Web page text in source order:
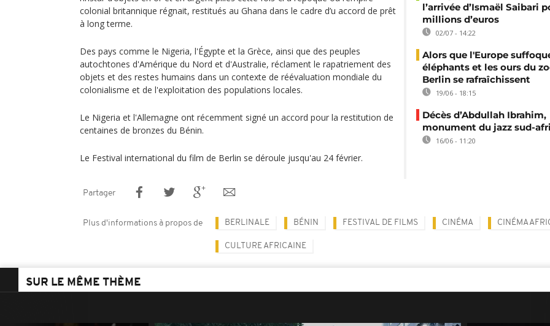
colonial britannique régnait, restitués au Ghana dans le cadre d’u accord de prêt
à long terme.
Des pays comme le Nigeria, l'Égypte et la Grèce, ainsi que des peuples
autochtones d'Amérique du Nord et d'Australie, réclament le rapatriement des
objets et des restes humains dans un contexte de réévaluation mondiale du
colonialisme et de l'exploitation des populations locales.
Le Nigeria et l'Allemagne ont récemment signé un accord pour la restitution de
centaines de bronzes du Bénin.
Le Festival international du film de Berlin se déroule jusqu'au 24 février.
l’arrivée d’Ismaël Saibari
millions d’euros
02/07 - 14:22
Alors que l'Europe
éléphants et les ours du
Berlin se rafraîchissent
19/06 - 18:15
Décès d’Abdullah Ibrahim,
monument du jazz sud-
16/06 - 11:20
Partager
Plus d'informations à propos de BERLINALE BÉNIN FESTIVAL DE FILMS CINÉMA CINÉMA
CULTURE AFRICAINE
SUR LE MÊME THÈME